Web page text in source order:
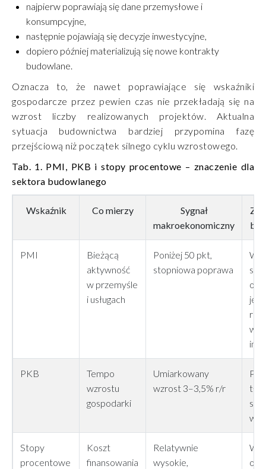
najpierw poprawiają się dane przemysłowe i
konsumpcyjne,
następnie pojawiają się decyzje inwestycyjne,
dopiero później materializują się nowe kontrakty
budowlane.
Oznacza to, że nawet poprawiające się wskaźniki
gospodarcze przez pewien czas nie przekładają się na
wzrost liczby realizowanych projektów. Aktualna
sytuacja budownictwa bardziej przypomina fazę
przejściową niż początek silnego cyklu wzrostowego.
Tab. 1. PMI, PKB i stopy procentowe – znaczenie dla
sektora budowlanego
Wskaźnik Co mierzy
Sygnał
makroekonomiczny
PMI
Bieżącą
aktywność
w przemyśle
i usługach
Poniżej 50 pkt,
stopniowa poprawa
PKB
Tempo
wzrostu
gospodarki
Umiarkowany
wzrost 3–3,5% r/r
Stopy
procentowe
Koszt
finansowania
Relatywnie
wysokie,